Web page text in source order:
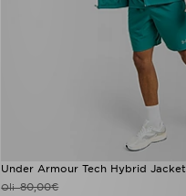
Under Armour Tech Hybrid Jacket
Oli80,00€